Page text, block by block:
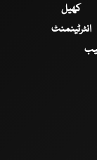
کھیل
انٹرٹینمنٹ